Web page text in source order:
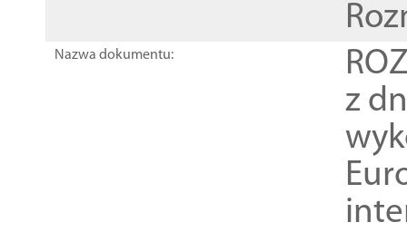
Nazwa dokumentu:
z